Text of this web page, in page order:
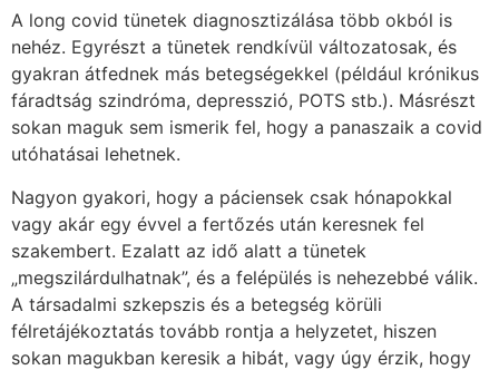
A long covid tünetek diagnosztizálása több okból is
nehéz. Egyrészt a tünetek rendkívül változatosak, és
gyakran átfednek más betegségekkel (például krónikus
fáradtság szindróma, depresszió, POTS stb.). Másrészt
sokan maguk sem ismerik fel, hogy a panaszaik a covid
utóhatásai lehetnek.
Nagyon gyakori, hogy a páciensek csak hónapokkal
vagy akár egy évvel a fertőzés után keresnek fel
szakembert. Ezalatt az idő alatt a tünetek
„megszilárdulhatnak”, és a felépülés is nehezebbé válik.
A társadalmi szkepszis és a betegség körüli
félretájékoztatás tovább rontja a helyzetet, hiszen
sokan magukban keresik a hibát, vagy úgy érzik, hogy